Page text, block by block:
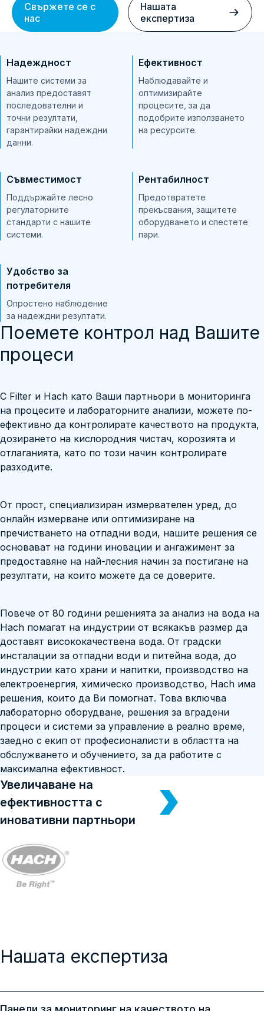
Свържете се с
нас
Нашата
експертиза
Надеждност
Нашите системи за
анализ предоставят
последователни и
точни резултати,
гарантирайки надеждни
данни.
Ефективност
Наблюдавайте и
оптимизирайте
процесите, за да
подобрите използването
на ресурсите.
Съвместимост
Поддържайте лесно
регулаторните
стандарти с нашите
системи.
Рентабилност
Предотвратете
прекъсвания, защитете
оборудването и спестете
пари.
Удобство за
потребителя
Опростено наблюдение
за надеждни резултати.
Поемете контрол над Вашите
процеси
С Filter и Hach като Ваши партньори в мониторинга
на процесите и лабораторните анализи, можете по-
ефективно да контролирате качеството на продукта,
дозирането на кислородния чистач, корозията и
отлаганията, като по този начин контролирате
разходите.
От прост, специализиран измервателен уред, до
онлайн измерване или оптимизиране на
пречистването на отпадни води, нашите решения се
основават на години иновации и ангажимент за
предоставяне на най-лесния начин за постигане на
резултати, на които можете да се доверите.
Повече от 80 години решенията за анализ на вода на
Hach помагат на индустрии от всякакъв размер да
доставят висококачествена вода. От градски
инсталации за отпадни води и питейна вода, до
индустрии като храни и напитки, производство на
електроенергия, химическо производство, Hach има
решения, които да Ви помогнат. Това включва
лабораторно оборудване, решения за вградени
процеси и системи за управление в реално време,
заедно с екип от професионалисти в областта на
обслужването и обучението, за да работите с
максимална ефективност.
Увеличаване на
ефективността с
иновативни партньори
Нашата експертиза